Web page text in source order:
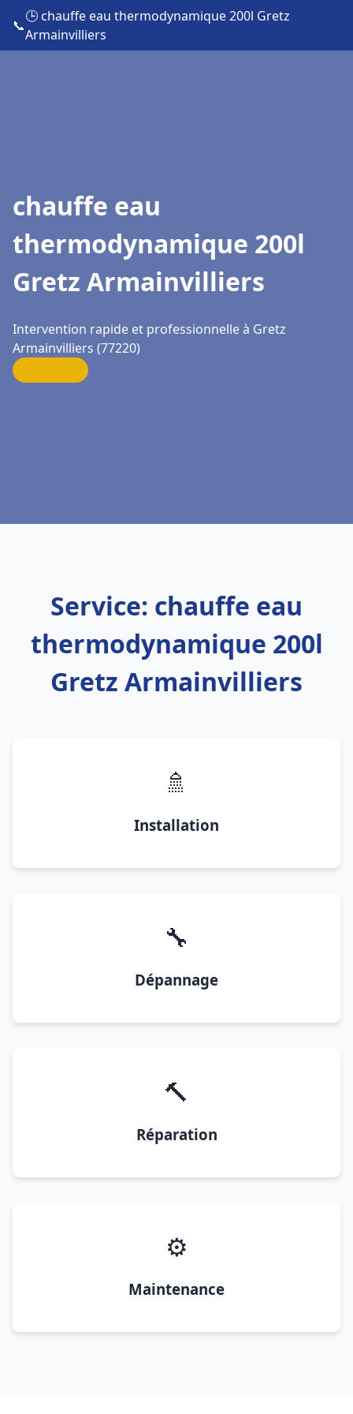
📞
🕒 chauffe eau thermodynamique 200l Gretz
Armainvilliers
chauffe eau
thermodynamique 200l
Gretz Armainvilliers
Intervention rapide et professionnelle à Gretz
Armainvilliers (77220)
Service: chauffe eau
thermodynamique 200l
Gretz Armainvilliers
🚿
Installation
🔧
Dépannage
🔨
Réparation
⚙️
Maintenance